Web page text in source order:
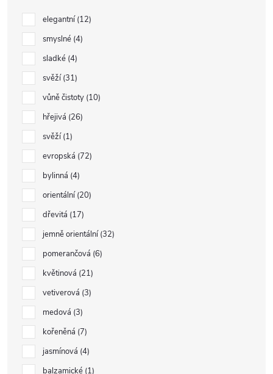
elegantní 12
smyslné 4
sladké 4
svěží 31
vůně čistoty 10
hřejivá 26
svěží 1
evropská 72
bylinná 4
orientální 20
dřevitá 17
jemně orientální 32
pomerančová 6
květinová 21
vetiverová 3
medová 3
kořeněná 7
jasmínová 4
balzamické 1